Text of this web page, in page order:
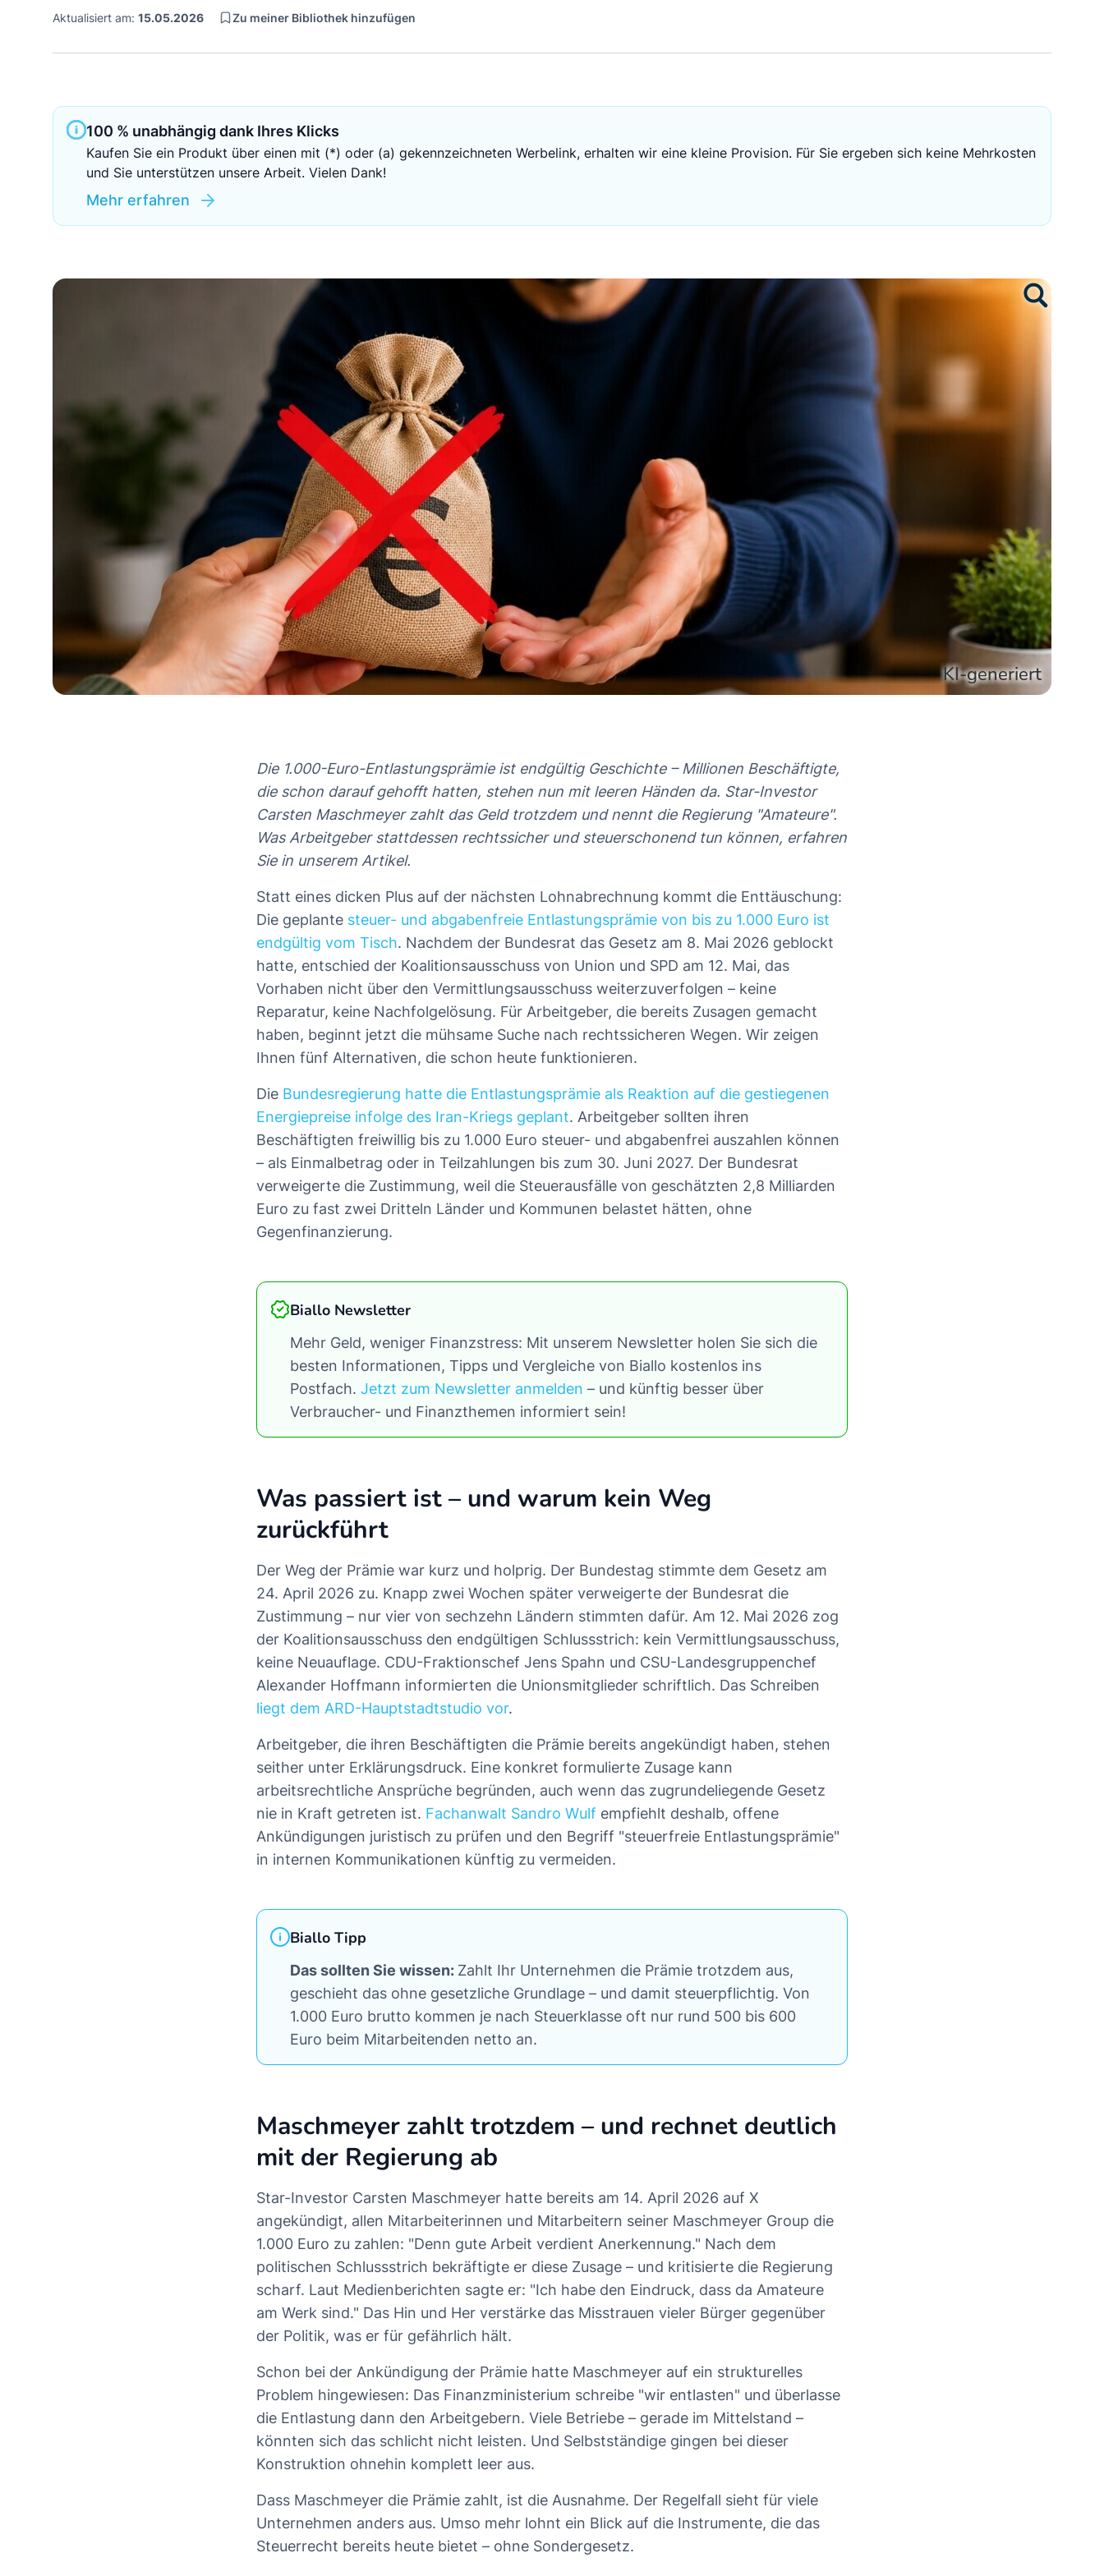
EZB-Leitzins
Aktualisiert am: 15.05.2026 Zu meiner Bibliothek hinzufügen
100 % unabhängig dank Ihres Klicks
Kaufen Sie ein Produkt über einen mit (*) oder (a) gekennzeichneten Werbelink, erhalten wir eine kleine Provision. Für Sie ergeben sich keine Mehrkosten
und Sie unterstützen unsere Arbeit. Vielen Dank!
Mehr erfahren
Die 1.000-Euro-Entlastungsprämie ist endgültig Geschichte – Millionen Beschäftigte,
die schon darauf gehofft hatten, stehen nun mit leeren Händen da. Star-Investor
Carsten Maschmeyer zahlt das Geld trotzdem und nennt die Regierung "Amateure".
Was Arbeitgeber stattdessen rechtssicher und steuerschonend tun können, erfahren
Sie in unserem Artikel.
Statt eines dicken Plus auf der nächsten Lohnabrechnung kommt die Enttäuschung:
Die geplante steuer- und abgabenfreie Entlastungsprämie von bis zu 1.000 Euro ist
endgültig vom Tisch. Nachdem der Bundesrat das Gesetz am 8. Mai 2026 geblockt
hatte, entschied der Koalitionsausschuss von Union und SPD am 12. Mai, das
Vorhaben nicht über den Vermittlungsausschuss weiterzuverfolgen – keine
Reparatur, keine Nachfolgelösung. Für Arbeitgeber, die bereits Zusagen gemacht
haben, beginnt jetzt die mühsame Suche nach rechtssicheren Wegen. Wir zeigen
Ihnen fünf Alternativen, die schon heute funktionieren.
Die Bundesregierung hatte die Entlastungsprämie als Reaktion auf die gestiegenen
Energiepreise infolge des Iran-Kriegs geplant. Arbeitgeber sollten ihren
Beschäftigten freiwillig bis zu 1.000 Euro steuer- und abgabenfrei auszahlen können
– als Einmalbetrag oder in Teilzahlungen bis zum 30. Juni 2027. Der Bundesrat
verweigerte die Zustimmung, weil die Steuerausfälle von geschätzten 2,8 Milliarden
Euro zu fast zwei Dritteln Länder und Kommunen belastet hätten, ohne
Gegenfinanzierung.
Biallo Newsletter
Mehr Geld, weniger Finanzstress: Mit unserem Newsletter holen Sie sich die
besten Informationen, Tipps und Vergleiche von Biallo kostenlos ins
Postfach. Jetzt zum Newsletter anmelden – und künftig besser über
Verbraucher- und Finanzthemen informiert sein!
Was passiert ist – und warum kein Weg
zurückführt
Der Weg der Prämie war kurz und holprig. Der Bundestag stimmte dem Gesetz am
24. April 2026 zu. Knapp zwei Wochen später verweigerte der Bundesrat die
Zustimmung – nur vier von sechzehn Ländern stimmten dafür. Am 12. Mai 2026 zog
der Koalitionsausschuss den endgültigen Schlussstrich: kein Vermittlungsausschuss,
keine Neuauflage. CDU-Fraktionschef Jens Spahn und CSU-Landesgruppenchef
Alexander Hoffmann informierten die Unionsmitglieder schriftlich. Das Schreiben
liegt dem ARD-Hauptstadtstudio vor.
Arbeitgeber, die ihren Beschäftigten die Prämie bereits angekündigt haben, stehen
seither unter Erklärungsdruck. Eine konkret formulierte Zusage kann
arbeitsrechtliche Ansprüche begründen, auch wenn das zugrundeliegende Gesetz
nie in Kraft getreten ist. Fachanwalt Sandro Wulf empfiehlt deshalb, offene
Ankündigungen juristisch zu prüfen und den Begriff "steuerfreie Entlastungsprämie"
in internen Kommunikationen künftig zu vermeiden.
Biallo Tipp
Das sollten Sie wissen: Zahlt Ihr Unternehmen die Prämie trotzdem aus,
geschieht das ohne gesetzliche Grundlage – und damit steuerpflichtig. Von
1.000 Euro brutto kommen je nach Steuerklasse oft nur rund 500 bis 600
Euro beim Mitarbeitenden netto an.
Maschmeyer zahlt trotzdem – und rechnet deutlich
mit der Regierung ab
Star-Investor Carsten Maschmeyer hatte bereits am 14. April 2026 auf X
angekündigt, allen Mitarbeiterinnen und Mitarbeitern seiner Maschmeyer Group die
1.000 Euro zu zahlen: "Denn gute Arbeit verdient Anerkennung." Nach dem
politischen Schlussstrich bekräftigte er diese Zusage – und kritisierte die Regierung
scharf. Laut Medienberichten sagte er: "Ich habe den Eindruck, dass da Amateure
am Werk sind." Das Hin und Her verstärke das Misstrauen vieler Bürger gegenüber
der Politik, was er für gefährlich hält.
Schon bei der Ankündigung der Prämie hatte Maschmeyer auf ein strukturelles
Problem hingewiesen: Das Finanzministerium schreibe "wir entlasten" und überlasse
die Entlastung dann den Arbeitgebern. Viele Betriebe – gerade im Mittelstand –
könnten sich das schlicht nicht leisten. Und Selbstständige gingen bei dieser
Konstruktion ohnehin komplett leer aus.
Dass Maschmeyer die Prämie zahlt, ist die Ausnahme. Der Regelfall sieht für viele
Unternehmen anders aus. Umso mehr lohnt ein Blick auf die Instrumente, die das
Steuerrecht bereits heute bietet – ohne Sondergesetz.